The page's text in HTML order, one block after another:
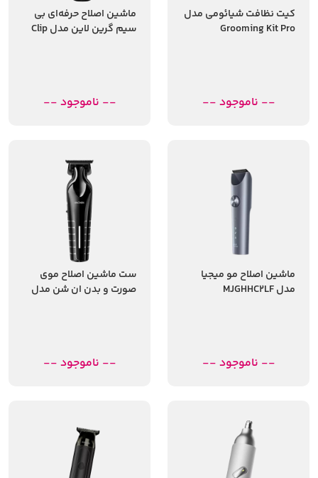
کیت نظافت شیائومی مدل
Grooming Kit Pro
-- ناموجود --
ماشین اصلاح حرفه‌ای بی
سیم گرین لاین مدل Clip
-- ناموجود --
ماشین اصلاح مو میجیا
مدل MJGHHC2LF
-- ناموجود --
ست ماشین اصلاح موی
صورت و بدن ان شن مدل
-- ناموجود --